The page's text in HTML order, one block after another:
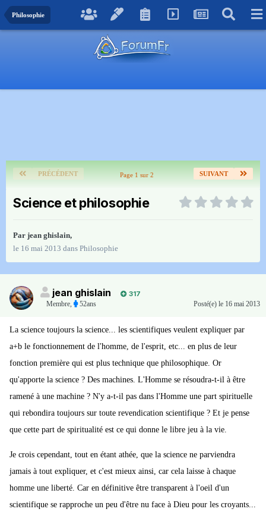
Philosophie
PRÉCÉDENT SUIVANT
Page 1 sur 2
Science et philosophie
Par jean ghislain,
le 16 mai 2013 dans Philosophie
jean ghislain
317
Membre, 52ans Posté(e) le 16 mai 2013
La science toujours la science... les scientifiques veulent expliquer par
a+b le fonctionnement de l'homme, de l'esprit, etc... en plus de leur
fonction première qui est plus technique que philosophique. Or
qu'apporte la science ? Des machines. L'Homme se résoudra-t-il à être
ramené à une machine ? N'y a-t-il pas dans l'Homme une part spirituelle
qui rebondira toujours sur toute revendication scientifique ? Et je pense
que cette part de spiritualité est ce qui donne le libre jeu à la vie.
Je crois cependant, tout en étant athée, que la science ne parviendra
jamais à tout expliquer, et c'est mieux ainsi, car cela laisse à chaque
homme une liberté. Car en définitive être transparent à l'oeil d'un
scientifique se rapproche un peu d'être nu face à Dieu pour les croyants...